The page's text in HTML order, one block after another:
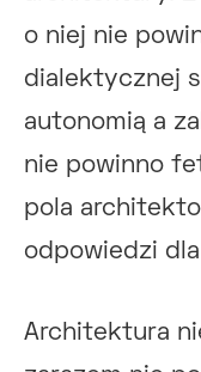
o niej nie
dialektycznej
autonomią a
nie powinno
pola
odpowiedzi
Architektura